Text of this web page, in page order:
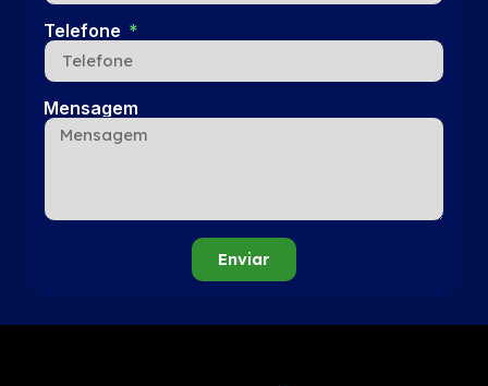
Telefone
Mensagem
Enviar